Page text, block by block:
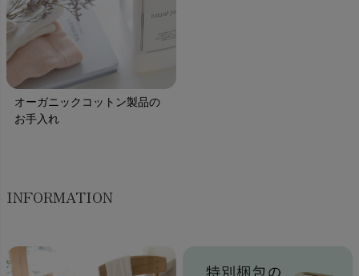
オーガニックコットン製品の
お手入れ
INFORMATION